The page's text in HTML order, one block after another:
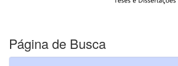
Página de Busca